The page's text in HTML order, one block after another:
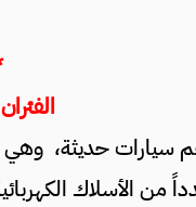
سيارات حديثة،
من الأسلاك